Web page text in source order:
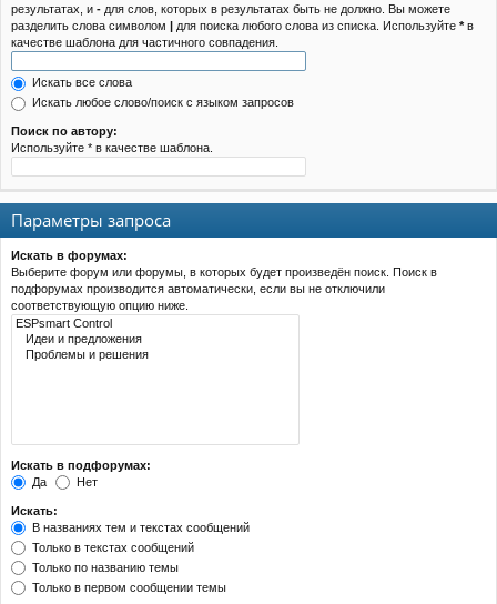
результатах, и - для слов, которых в результатах быть не должно. Вы можете
разделить слова символом | для поиска любого слова из списка. Используйте *в
качестве шаблона для частичного совпадения.
Искать все слова
Искать любое слово/поиск с языком запросов
Поиск по автору:
Используйте * в качестве шаблона.
Параметры запроса
Искать в форумах:
Выберите форум или форумы, в которых будет произведён поиск. Поиск в
подфорумах производится автоматически, если вы не отключили
соответствующую опцию ниже.
Искать в подфорумах:
Да
Нет
Искать:
В названиях тем и текстах сообщений
Только в текстах сообщений
Только по названию темы
Только в первом сообщении темы